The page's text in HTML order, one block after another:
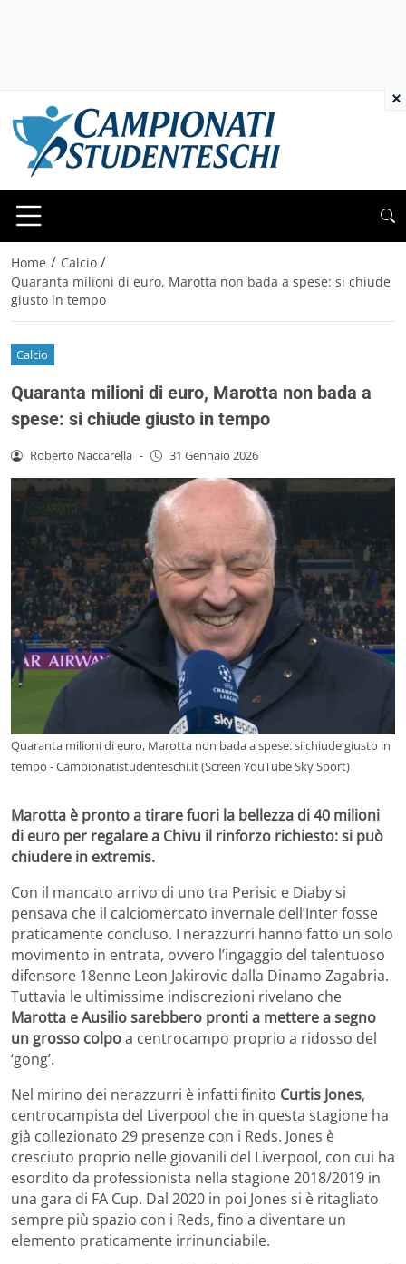
Home / Calcio /
Quaranta milioni di euro, Marotta non bada a spese: si chiude
giusto in tempo
Calcio
Quaranta milioni di euro, Marotta non bada a
spese: si chiude giusto in tempo
Roberto Naccarella - 31 Gennaio 2026
Quaranta milioni di euro, Marotta non bada a spese: si chiude giusto in
tempo - Campionatistudenteschi.it (Screen YouTube Sky Sport)
Marotta è pronto a tirare fuori la bellezza di 40 milioni
di euro per regalare a Chivu il rinforzo richiesto: si può
chiudere in extremis.
Con il mancato arrivo di uno tra Perisic e Diaby si
pensava che il calciomercato invernale dell’Inter fosse
praticamente concluso. I nerazzurri hanno fatto un solo
movimento in entrata, ovvero l’ingaggio del talentuoso
difensore 18enne Leon Jakirovic dalla Dinamo Zagabria.
Tuttavia le ultimissime indiscrezioni rivelano che
Marotta e Ausilio sarebbero pronti a mettere a segno
un grosso colpoa centrocampo proprio a ridosso del
‘gong’.
Nel mirino dei nerazzurri è infatti finito Curtis Jones,
centrocampista del Liverpool che in questa stagione ha
già collezionato 29 presenze con i Reds. Jones è
cresciuto proprio nelle giovanili del Liverpool, con cui ha
esordito da professionista nella stagione 2018/2019 in
una gara di FA Cup. Dal 2020 in poi Jones si è ritagliato
sempre più spazio con i Reds, fino a diventare un
elemento praticamente irrinunciabile.
×